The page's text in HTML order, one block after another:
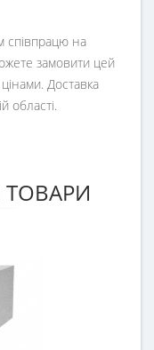
співпрацю на
замовити цей
Доставка
області.